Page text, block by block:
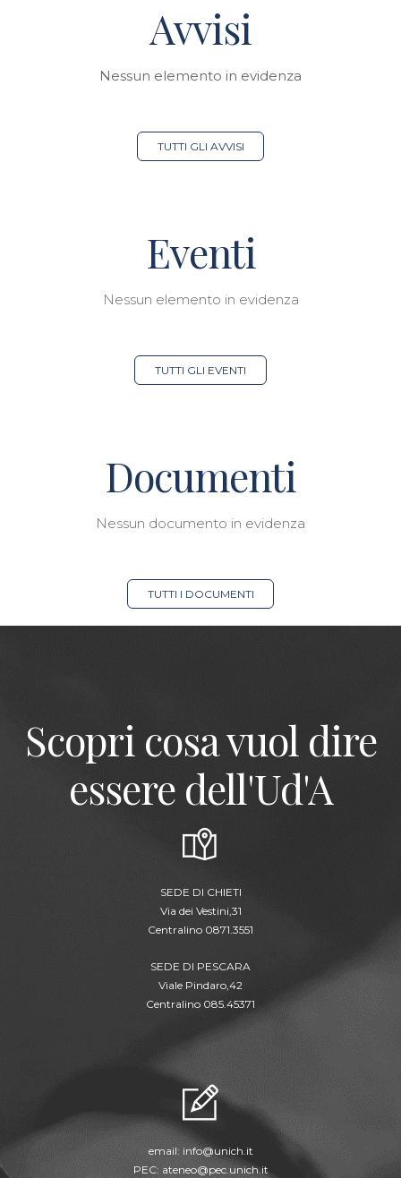
Avvisi
Nessun elemento in evidenza
TUTTI GLI AVVISI
Eventi
Nessun elemento in evidenza
TUTTI GLI EVENTI
Documenti
Nessun documento in evidenza
TUTTI I DOCUMENTI
Scopri cosa vuol dire
essere dell'Ud'A
SEDE DI CHIETI
Via dei Vestini,31
Centralino 0871.3551
SEDE DI PESCARA
Viale Pindaro,42
Centralino 085.45371
email: info@unich.it
PEC: ateneo@pec.unich.it